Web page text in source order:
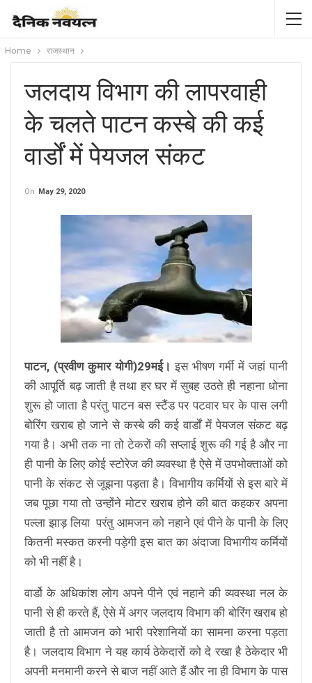
Home राजस्थान
जलदाय विभाग की लापरवाही
के चलते पाटन कस्बे की कई
वार्डों में पेयजल संकट
On May 29, 2020
पाटन, (प्रवीण कुमार योगी)29मई। इस भीषण गर्मी में जहां पानी
की आपूर्ति बढ़ जाती है तथा हर घर में सुबह उठते ही नहाना धोना
शुरू हो जाता है परंतु पाटन बस स्टैंड पर पटवार घर के पास लगी
बोरिंग खराब हो जाने से कस्बे की कई वार्डों में पेयजल संकट बढ़
गया है। अभी तक ना तो टेकरों की सप्लाई शुरू की गई है और ना
ही पानी के लिए कोई स्टोरेज की व्यवस्था है ऐसे में उपभोक्ताओं को
पानी के संकट से जूझना पड़ता है। विभागीय कर्मियों से इस बारे में
जब पूछा गया तो उन्होंने मोटर खराब होने की बात कहकर अपना
पल्ला झाड़ लिया ‌ परंतु आमजन को नहाने एवं पीने के पानी के लिए
कितनी मस्कत करनी पड़ेगी इस बात का अंदाजा विभागीय कर्मियों
को भी नहीं है।
वार्डो के अधिकांश लोग अपने पीने एवं नहाने की व्यवस्था नल के
पानी से ही करते हैं, ऐसे में अगर जलदाय विभाग की बोरिंग खराब हो
जाती है तो आमजन को भारी परेशानियों का सामना करना पड़ता
है। जलदाय विभाग ने यह कार्य ठेकेदारों को दे रखा है ठेकेदार भी
अपनी मनमानी करने से बाज नहीं आते हैं और ना ही विभाग के पास